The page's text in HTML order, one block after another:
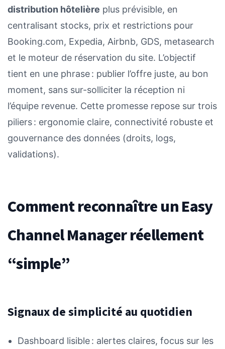
distribution hôtelière plus prévisible, en
centralisant stocks, prix et restrictions pour
Booking.com, Expedia, Airbnb, GDS, metasearch
et le moteur de réservation du site. L’objectif
tient en une phrase : publier l’offre juste, au bon
moment, sans sur-solliciter la réception ni
l’équipe revenue. Cette promesse repose sur trois
piliers : ergonomie claire, connectivité robuste et
gouvernance des données (droits, logs,
validations).
Comment reconnaître un Easy
Channel Manager réellement
“simple”
Signaux de simplicité au quotidien
Dashboard lisible : alertes claires, focus sur les